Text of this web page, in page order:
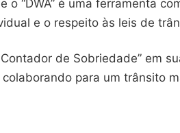
“DWA” é uma ferramenta
e o respeito às leis de
de Sobriedade” em
para um trânsito